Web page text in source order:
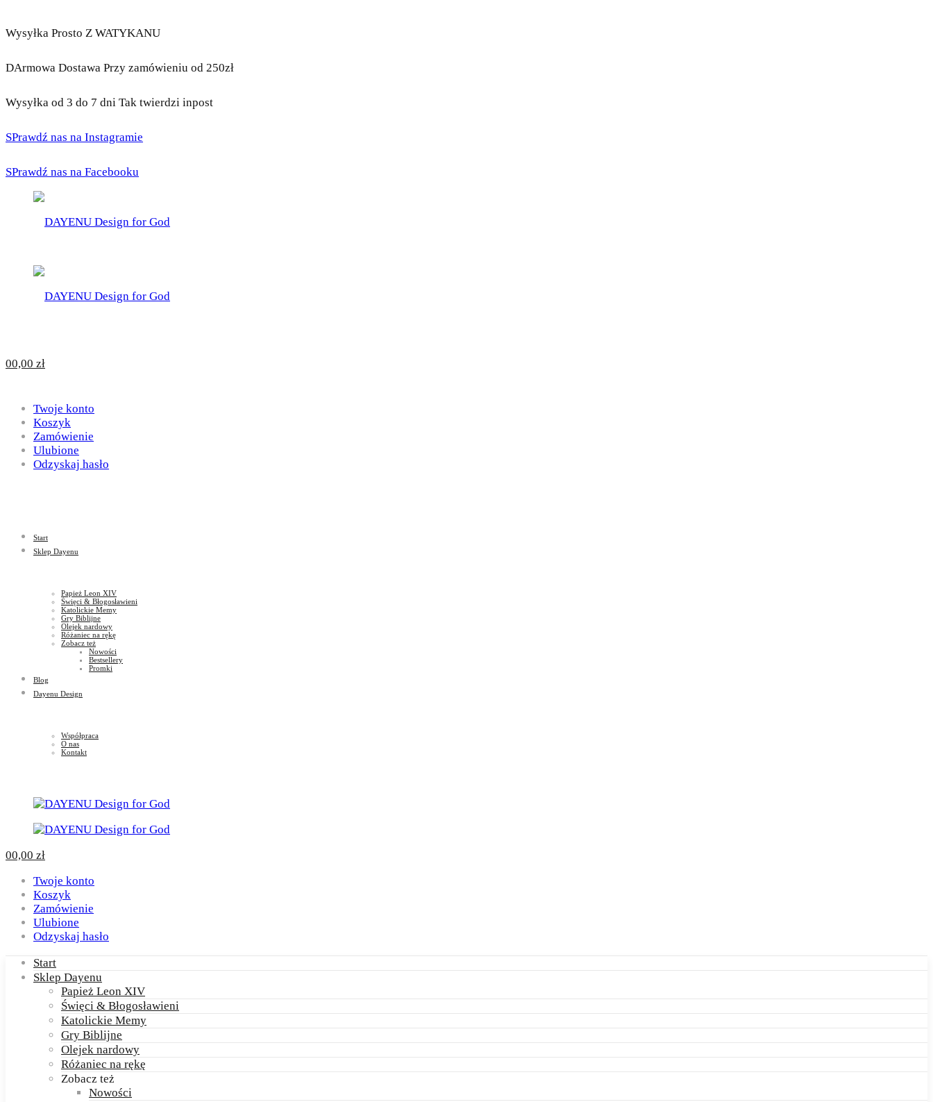
Wysyłka Prosto Z WATYKANU
DArmowa Dostawa Przy zamówieniu od 250zł
Wysyłka od 3 do 7 dni Tak twierdzi inpost
SPrawdź nas na Instagramie
SPrawdź nas na Facebooku
for
God
DAYENU
Design
God
00,00 zł
Twoje konto
Koszyk
Zamówienie
Ulubione
Odzyskaj hasło
Start
Sklep Dayenu
Papież Leon XIV
Święci & Błogosławieni
Katolickie Memy
Gry Biblijne
Olejek nardowy
Różaniec na rękę
Zobacz też
Nowości
Bestsellery
Promki
Blog
Dayenu Design
Współpraca
O nas
Kontakt
00,00 zł
Twoje konto
Koszyk
Zamówienie
Ulubione
Odzyskaj hasło
Start
Sklep Dayenu
Papież Leon XIV
Święci & Błogosławieni
Katolickie Memy
Gry Biblijne
Olejek nardowy
Różaniec na rękę
Zobacz też
Nowości